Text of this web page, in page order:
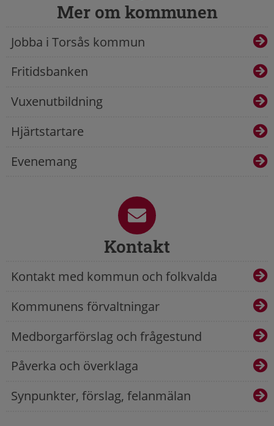
Mer om kommunen
Jobba i Torsås kommun
Fritidsbanken
Vuxenutbildning
Hjärtstartare
Evenemang
Kontakt
Kontakt med kommun och folkvalda
Kommunens förvaltningar
Medborgarförslag och frågestund
Påverka och överklaga
Synpunkter, förslag, felanmälan